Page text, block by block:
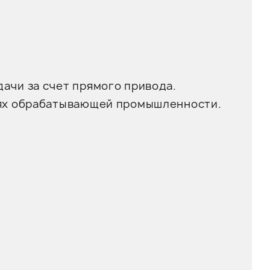
за счет прямого привода.
обрабатывающей промышленности.